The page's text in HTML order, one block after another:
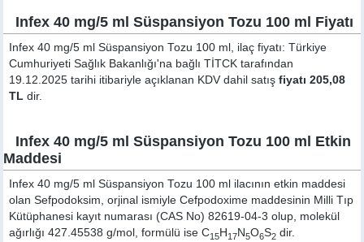
Infex 40 mg/5 ml Süspansiyon Tozu 100 ml Fiyatı
Infex 40 mg/5 ml Süspansiyon Tozu 100 ml, ilaç fiyatı: Türkiye
Cumhuriyeti Sağlık Bakanlığı'na bağlı TİTCK tarafından
19.12.2025 tarihi itibariyle açıklanan KDV dahil satışfiyatı 205,08
TL dir.
Infex 40 mg/5 ml Süspansiyon Tozu 100 ml Etkin
Maddesi
Infex 40 mg/5 ml Süspansiyon Tozu 100 ml ilacının etkin maddesi
olan Sefpodoksim, orjinal ismiyleCefpodoxime maddesinin Milli Tıp
Kütüphanesi kayıt numarası (CAS No) 82619-04-3 olup, molekül
ağırlığı 427.45538 g/mol, formülü ise C15H 17N5O6S2 dir.